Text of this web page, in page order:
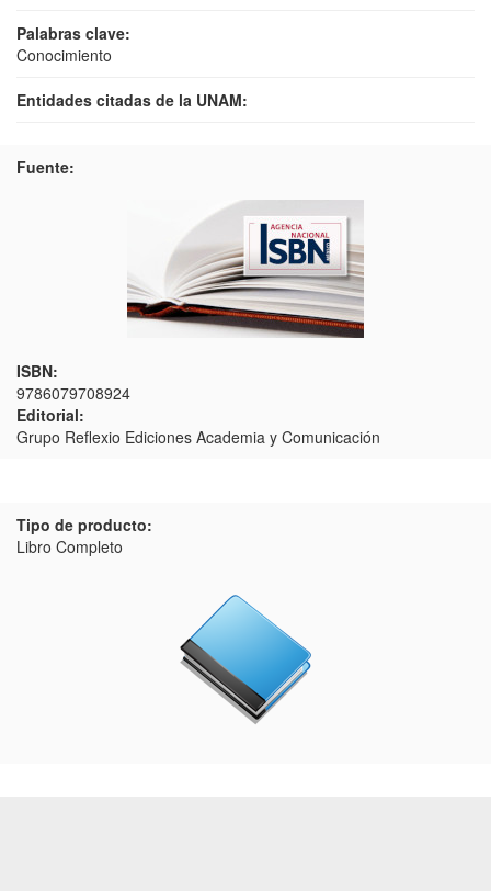
Palabras clave:
Conocimiento
Entidades citadas de la UNAM:
Fuente:
ISBN:
9786079708924
Editorial:
Grupo Reflexio Ediciones Academia y Comunicación
Tipo de producto:
Libro Completo